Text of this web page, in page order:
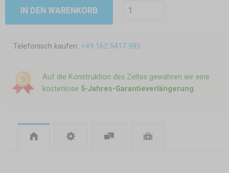
IN DEN WARENKORB
Telefonisch kaufen: +49 162 5417 985
Auf die Konstruktion des Zeltes gewähren wir eine
kostenlose 5-Jahres-Garantieverlängerung.